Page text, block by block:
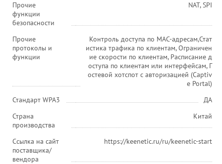
Прочие
функции
безопасности
NAT, SPI
Прочие
протоколы и
функции
Контроль доступа по MAC-адресам,Стат
истика трафика по клиентам, Ограничен
ие скорости по клиентам, Расписание д
оступа по клиентам или интерфейсам, Г
остевой хотспот с авторизацией (Captiv
e Portal)
Стандарт WPA3
ДА
Страна
производства
Китай
Ссылка на сайт
поставщика/
вендора
https://keenetic.ru/ru/keenetic-start